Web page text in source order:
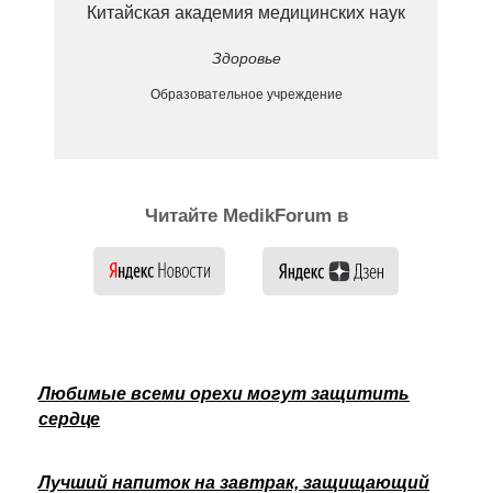
Китайская академия медицинских наук
Здоровье
Образовательное учреждение
Читайте MedikForum в
Любимые всеми орехи могут защитить
сердце
Лучший напиток на завтрак, защищающий